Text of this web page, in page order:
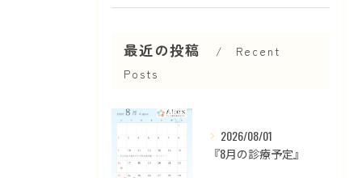
最近の投稿
Recent
Posts
2026/08/01
『8月の診療予定』